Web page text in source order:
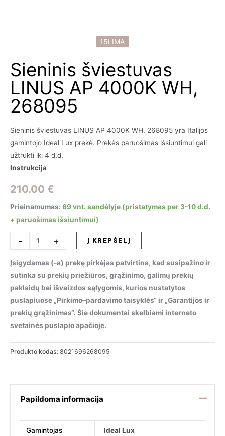
15LIMA
Sieninis šviestuvas
LINUS AP 4000K WH,
268095
Sieninis šviestuvas LINUS AP 4000K WH, 268095 yra Italijos
gamintojo Ideal Lux prekė. Prekės paruošimas išsiuntimui gali
užtrukti iki 4 d.d.
Instrukcija
210.00 €
Prieinamumas: 69 vnt. sandėlyje (pristatymas per 3-10 d.d.
+ paruošimas išsiuntimui)
-
produkto
kiekis:
Sieninis
šviestuvas
LINUS
AP
4000K
WH,
+ Į KREPŠELĮ
Įsigydamas (-a) prekę pirkėjas patvirtina, kad susipažino ir
sutinka su prekių priežiūros, grąžinimo, galimų prekių
paklaidų bei išvaizdos sąlygomis, kurios nustatytos
puslapiuose „Pirkimo–pardavimo taisyklės“ ir „Garantijos ir
prekių grąžinimas“. Šie dokumentai skelbiami interneto
svetainės puslapio apačioje.
Produkto kodas: 8021696268095
Papildoma informacija
Gamintojas Ideal Lux